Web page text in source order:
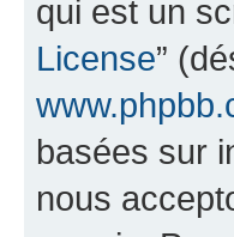
qui est un
License”
basées sur
nous